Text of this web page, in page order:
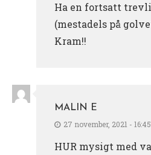
Ha en fortsatt
(mestadels på
Kram!!
MALIN E
27 november, 2021 - 16:45
HUR mysigt med